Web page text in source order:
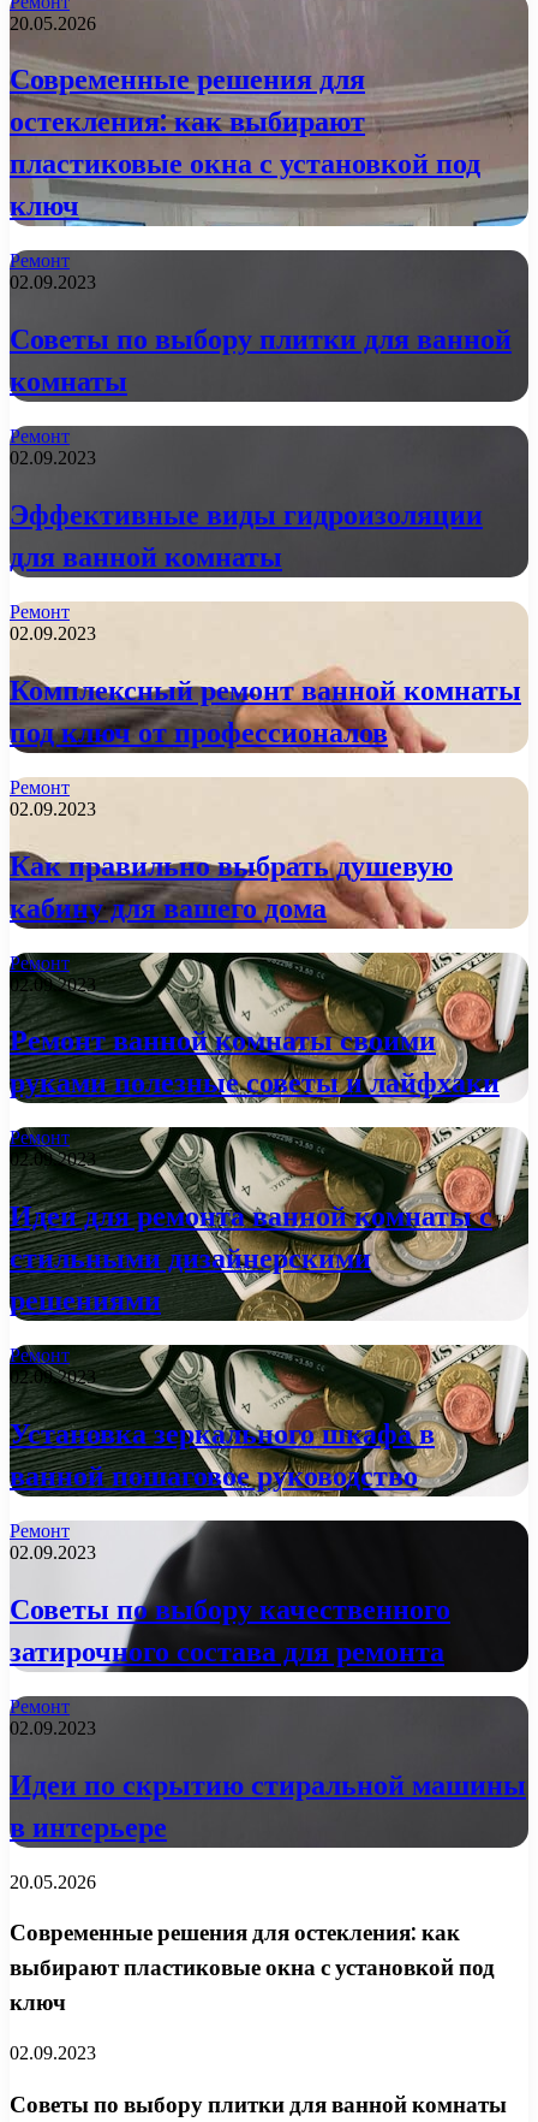
20.05.2026
Современные решения для
остекления: как выбирают
пластиковые окна с установкой под
ключ
Ремонт
02.09.2023
Советы по выбору плитки для ванной
комнаты
Ремонт
02.09.2023
Эффективные виды гидроизоляции
для ванной комнаты
Ремонт
02.09.2023
Комплексный ремонт ванной комнаты
под ключ от профессионалов
Ремонт
02.09.2023
Как правильно выбрать душевую
кабину для вашего дома
Ремонт
02.09.2023
Ремонт ванной комнаты своими
руками полезные советы и лайфхаки
Ремонт
02.09.2023
Идеи для ремонта ванной комнаты с
стильными дизайнерскими
решениями
Ремонт
02.09.2023
Установка зеркального шкафа в
ванной пошаговое руководство
Ремонт
02.09.2023
Советы по выбору качественного
затирочного состава для ремонта
Ремонт
02.09.2023
Идеи по скрытию стиральной машины
в интерьере
20.05.2026
Современные решения для остекления: как
выбирают пластиковые окна с установкой под
ключ
02.09.2023
Советы по выбору плитки для ванной комнаты